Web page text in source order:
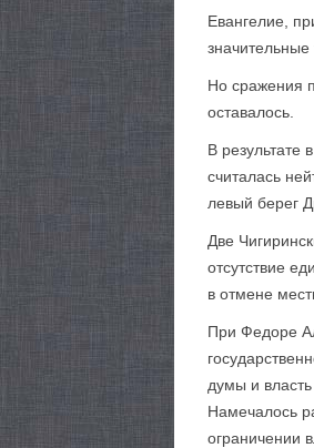
Евангелие,
Но сражения
оставалось.
В результате
считалась
левый берег
Две
отсутствие
в отмене
При Федоре
думы и
Намечалось
ограничении